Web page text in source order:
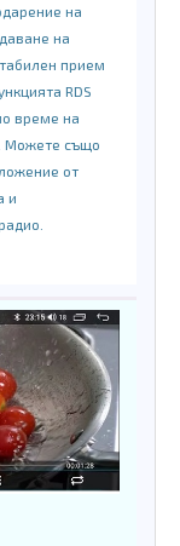
на
на
прием
RDS
време на
Можете също
от
и